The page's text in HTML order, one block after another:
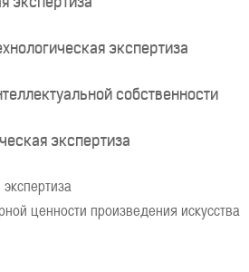
экспертиза
собственности
экспертиза
ценности произведения искусства